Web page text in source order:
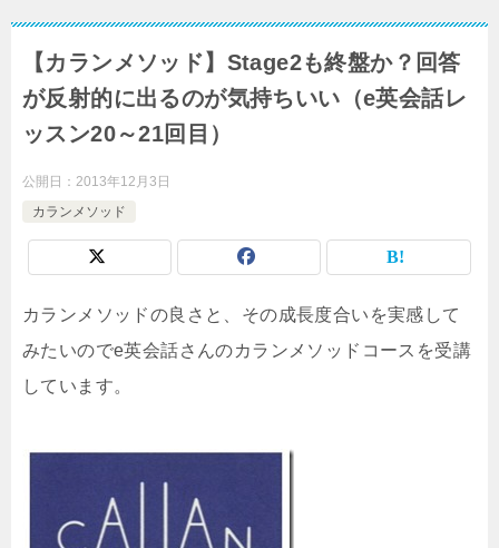
【カランメソッド】Stage2も終盤か？回答
が反射的に出るのが気持ちいい（e英会話レ
ッスン20～21回目）
公開日： 2013年12月3日
カランメソッド
カランメソッドの良さと、その成長度合いを実感して
みたいのでe英会話さんのカランメソッドコースを受講
しています。